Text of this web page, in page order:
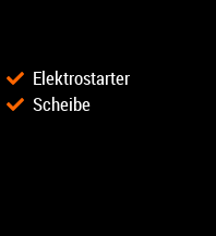
Elektrostarter
Scheibe